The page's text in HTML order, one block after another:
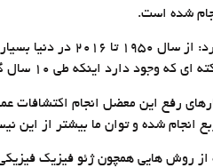
شده است.
رییس سازمان زمین
گذشته معدنی از کشورمان در کلاس جهانی ثبت نشده است.
از روش هایی همچون ژئو فیزیک